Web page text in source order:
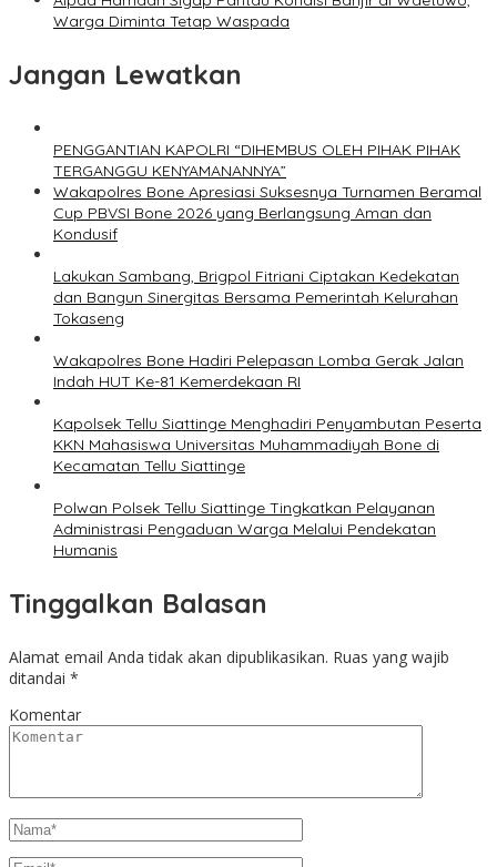
Warga Diminta Tetap Waspada
Jangan Lewatkan
PENGGANTIAN KAPOLRI “DIHEMBUS OLEH PIHAK PIHAK
TERGANGGU KENYAMANANNYA”
Wakapolres Bone Apresiasi Suksesnya Turnamen Beramal
Cup PBVSI Bone 2026 yang Berlangsung Aman dan
Kondusif
Lakukan Sambang, Brigpol Fitriani Ciptakan Kedekatan
dan Bangun Sinergitas Bersama Pemerintah Kelurahan
Tokaseng
Wakapolres Bone Hadiri Pelepasan Lomba Gerak Jalan
Indah HUT Ke-81 Kemerdekaan RI
Kapolsek Tellu Siattinge Menghadiri Penyambutan Peserta
KKN Mahasiswa Universitas Muhammadiyah Bone di
Kecamatan Tellu Siattinge
Polwan Polsek Tellu Siattinge Tingkatkan Pelayanan
Administrasi Pengaduan Warga Melalui Pendekatan
Humanis
Tinggalkan Balasan
Alamat email Anda tidak akan dipublikasikan. Ruas yang wajib
ditandai *
Komentar